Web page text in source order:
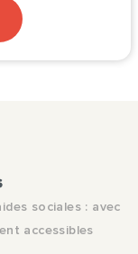
sociales : avec
accessibles